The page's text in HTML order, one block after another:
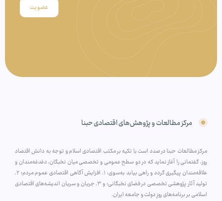
عضویت
مرکز مطالعات و پژوهش‌های اقتصادی حبنا
مرکز مطالعات حبنا در صدد است با تکیه بر مکتب اقتصادی اسلام و توجه به دانش اقتصاد
روز، گفتمانی را آغاز نماید که در دو سطح عمومی و تخصصی میان نخبگان، دغدغه‌مندان و
علاقه‌مندان پیگیری گردد و راهی بیابد به‌سوی: ۱. افزایش آگاهی اقتصادی عموم مردم؛ ۲.
تولید آثار پژوهشی تخصصی در فضای نخبگانی؛ و ۳. جریان و سریان اندیشه‌های اقتصادی
اسلامی بر برنامه‌های روزِ دولت و جامعه ایران.